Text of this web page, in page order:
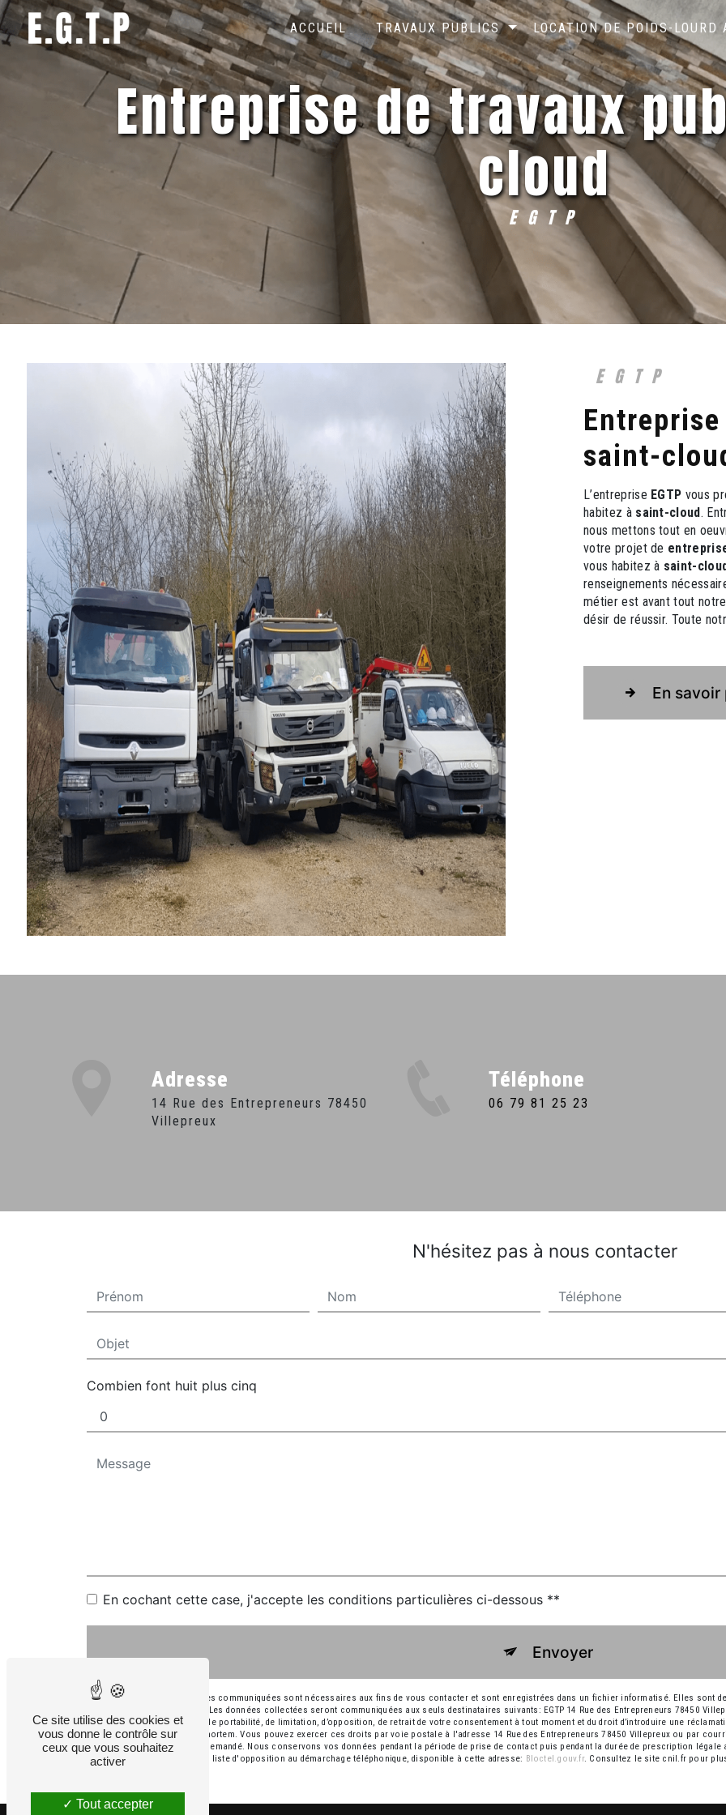
ACCUEIL TRAVAUX PUBLICS LOCATION DE POIDS-LOURD
entreprise de travaux publics saint-
cloud
EGTP
EGTP
entreprise de travaux publics à
saint-
L’entreprise EGTP vous
habitez à saint-cloud.
nous mettons tout en
votre projet de
vous habitez à saint-
renseignements
métier est avant tout
désir de réussir. Toute
En savoir
Adresse
14 Rue des Entrepreneurs 78450
Villepreux
Téléphone
06 79 81 25 23
N'hésitez pas à nous contacter
Combien font huit plus cinq
En cochant cette case, j'accepte les conditions particulières ci-dessous **
Envoyer
** Les données personnelles communiquées sont nécessaires aux fins de vous contacter et sont enregistrées dans un fichier informatisé. Elles sont
répondre à votre message. Les données collectées seront communiquées aux seuls destinataires suivants: EGTP 14 Rue des Entrepreneurs 78450
rectification, d’effacement, de portabilité, de limitation, d’opposition, de retrait de votre consentement à tout moment et du droit d’introduire une
sort de vos données post-mortem. Vous pouvez exercer ces droits par voie postale à l'adresse 14 Rue des Entrepreneurs 78450 Villepreux ou par
d'identité pourra vous être demandé. Nous conservons vos données pendant la période de prise de contact puis pendant la durée de prescription
droit de vous inscrire sur la liste d'opposition au démarchage téléphonique, disponible à cette adresse:
Bloctel.gouv.fr. Consultez le site cnil.fr pour
Panneau de gestion des cookies
Ce site utilise des cookies et
vous donne le contrôle sur
ceux que vous souhaitez
activer
Tout accepter